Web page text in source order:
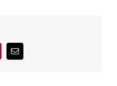
PinterestCorreo
electrónico